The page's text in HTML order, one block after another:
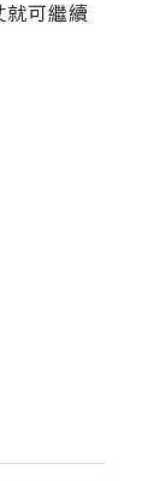
可繼續